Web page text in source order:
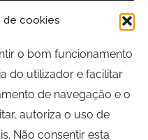
de cookies
o bom funcionamento
do utilizador e facilitar
de navegação e o
autoriza o uso de
Não consentir esta